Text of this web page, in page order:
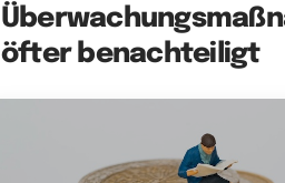
öfter benachteiligt